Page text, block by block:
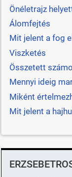
Önéletrajz
Álomfejtés
Mit jelent a fog
Viszketés
Összetett
Mennyi ideig
Miként
Mit jelent a